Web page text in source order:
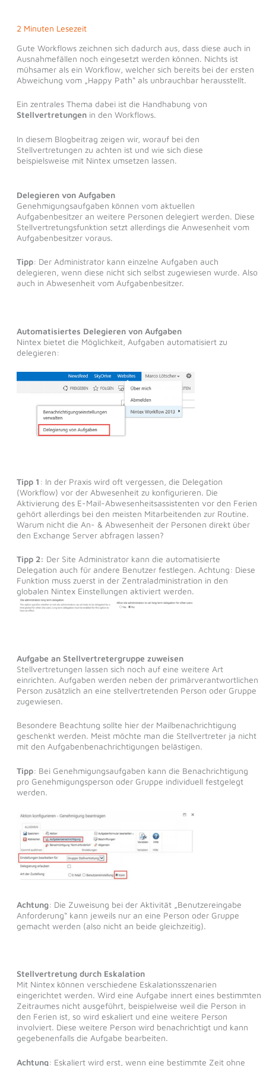
2 Minuten Lesezeit
Gute Workflows zeichnen sich dadurch aus, dass diese auch in
Ausnahmefällen noch eingesetzt werden können. Nichts ist
mühsamer als ein Workflow, welcher sich bereits bei der ersten
Abweichung vom „Happy Path“ als unbrauchbar herausstellt.
Ein zentrales Thema dabei ist die Handhabung von
Stellvertretungenin den Workflows.
In diesem Blogbeitrag zeigen wir, worauf bei den
Stellvertretungen zu achten ist und wie sich diese
beispielsweise mit Nintex umsetzen lassen.
Delegieren von Aufgaben
Genehmigungsaufgaben können vom aktuellen
Aufgabenbesitzer an weitere Personen delegiert werden. Diese
Stellvertretungsfunktion setzt allerdings die Anwesenheit vom
Aufgabenbesitzer voraus.
Tipp: Der Administrator kann einzelne Aufgaben auch
delegieren, wenn diese nicht sich selbst zugewiesen wurde. Also
auch in Abwesenheit vom Aufgabenbesitzer.
Automatisiertes Delegieren von Aufgaben
Nintex bietet die Möglichkeit, Aufgaben automatisiert zu
delegieren:
Tipp 1 : In der Praxis wird oft vergessen, die Delegation
(Workflow) vor der Abwesenheit zu konfigurieren. Die
Aktivierung des E-Mail-Abwesenheitsassistenten vor den Ferien
gehört allerdings bei den meisten Mitarbeitenden zur Routine.
Warum nicht die An- & Abwesenheit der Personen direkt über
den Exchange Server abfragen lassen?
Tipp 2: Der Site Administrator kann die automatisierte
Delegation auch für andere Benutzer festlegen. Achtung: Diese
Funktion muss zuerst in der Zentraladministration in den
globalen Nintex Einstellungen aktiviert werden.
Aufgabe an Stellvertretergruppe zuweisen
Stellvertretungen lassen sich noch auf eine weitere Art
einrichten. Aufgaben werden neben der primärverantwortlichen
Person zusätzlich an eine stellvertretenden Person oder Gruppe
zugewiesen.
Besondere Beachtung sollte hier der Mailbenachrichtigung
geschenkt werden. Meist möchte man die Stellvertreter ja nicht
mit den Aufgabenbenachrichtigungen belästigen.
Tipp: Bei Genehmigungsaufgaben kann die Benachrichtigung
pro Genehmigungsperson oder Gruppe individuell festgelegt
werden.
Achtung: Die Zuweisung bei der Aktivität „Benutzereingabe
Anforderung“ kann jeweils nur an eine Person oder Gruppe
gemacht werden (also nicht an beide gleichzeitig).
Stellvertretung durch Eskalation
Mit Nintex können verschiedene Eskalationsszenarien
eingerichtet werden. Wird eine Aufgabe innert eines bestimmten
Zeitraumes nicht ausgeführt, beispielweise weil die Person in
den Ferien ist, so wird eskaliert und eine weitere Person
involviert. Diese weitere Person wird benachrichtigt und kann
gegebenenfalls die Aufgabe bearbeiten.
Achtung: Eskaliert wird erst, wenn eine bestimmte Zeit ohne